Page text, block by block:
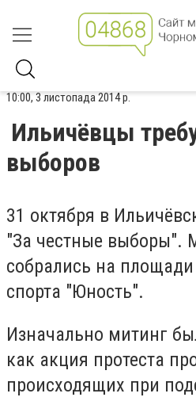
10:00, 3 листопада 2014 р.
Ильичёвцы
выборов
31 октября в
"За честные выборы".
собрались на
спорта "Юность".
Изначально митинг
как акция протеста
происходящих при